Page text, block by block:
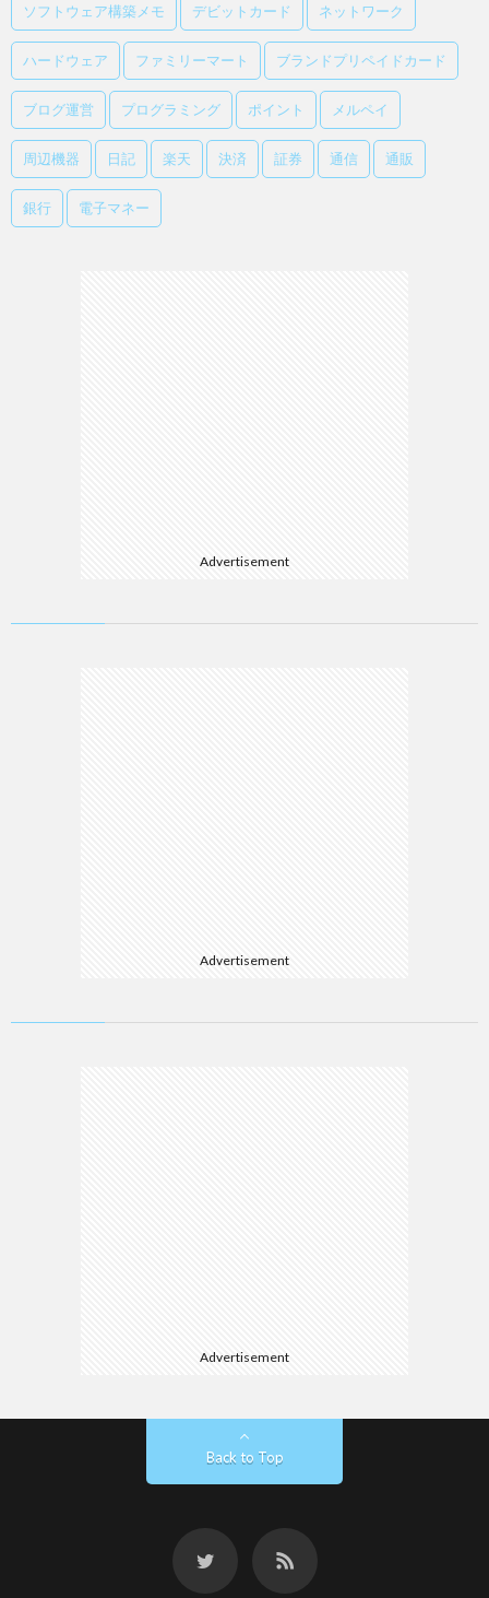
ソフトウェア構築メモ デビットカード ネットワーク
ハードウェア ファミリーマート ブランドプリペイドカード
ブログ運営 プログラミング ポイント メルペイ
周辺機器 日記 楽天 決済 証券 通信 通販
銀行 電子マネー
Advertisement
Advertisement
Advertisement
Back to Top